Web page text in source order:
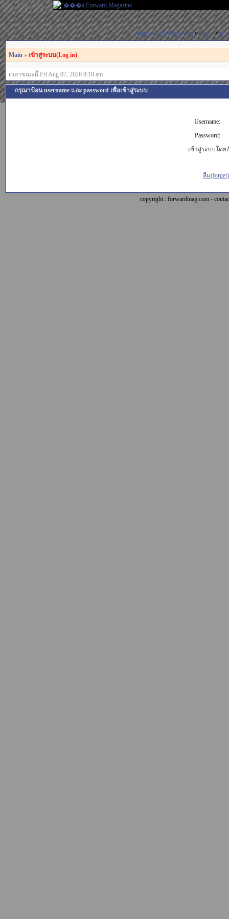
สมัครสมาชิก(Register)•ค้นหา•ช่ว
Main » เข้าสู่ระบบ(Log in)
เวลาขณะนี้ Fri Aug 07, 2026 8:18 am
กรุณาป้อน username และ password เพื่อเข้าสู่ระบบ
Username:
Password:
เข้าสู่ระบบโดย
ลืม
copyright : forwardmag.com -